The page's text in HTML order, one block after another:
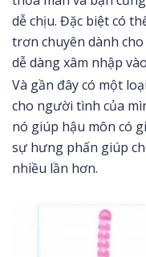
dễ chịu. Đặc biệt có
trơn chuyên dành
dễ dàng xâm nhập
Và gần đây có một
cho người tình của
nó giúp hậu môn có
sự hưng phấn giúp
nhiều lần hơn.